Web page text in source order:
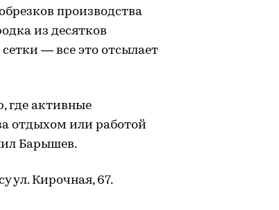
производства
из десятков
— все это отсылает
где активные
отдыхом или работой
Барышев.
ул. Кирочная, 67.